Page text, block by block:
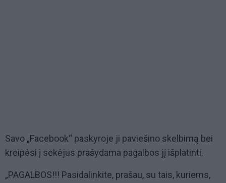
Savo „Facebook“ paskyroje ji paviešino skelbimą bei
kreipėsi į sekėjus prašydama pagalbos jį išplatinti.
„PAGALBOS!!! Pasidalinkite, prašau, su tais, kuriems,